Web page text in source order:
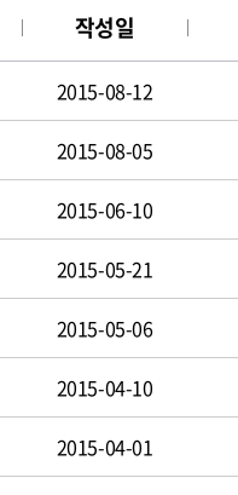
작성일
2015-08-12
2015-08-05
2015-06-10
2015-05-21
2015-05-06
2015-04-10
2015-04-01